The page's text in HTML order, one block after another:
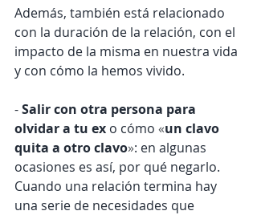
Además, también está relacionado
con la duración de la relación, con el
impacto de la misma en nuestra vida
y con cómo la hemos vivido.
- Salir con otra persona para
olvidar a tu ex o cómo «un clavo
quita a otro clavo»: en algunas
ocasiones es así, por qué negarlo.
Cuando una relación termina hay
una serie de necesidades que